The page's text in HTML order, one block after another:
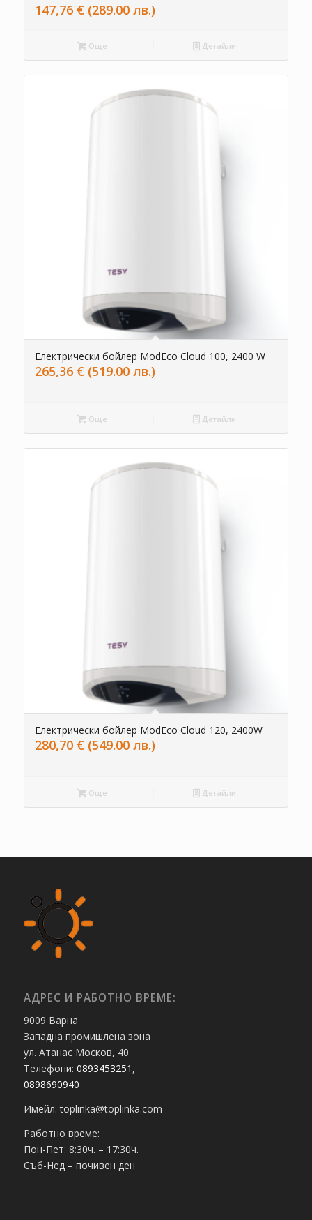
147,76 € (289.00 лв.)
Още Детайли
Електрически бойлер ModEco Cloud 100, 2400 W
265,36 € (519.00 лв.)
Още Детайли
Електрически бойлер ModEco Cloud 120, 2400W
280,70 € (549.00 лв.)
Още Детайли
АДРЕС И РАБОТНО ВРЕМЕ:
9009 Варна
Западна промишлена зона
ул. Атанас Москов, 40
Телефони: 0893453251 ,
0898690940
Имейл: toplinka@toplinka.com
Работно време:
Пон-Пет: 8:30ч. – 17:30ч.
Съб-Нед – почивен ден